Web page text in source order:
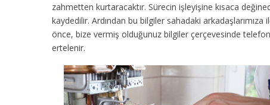
zahmetten kurtaracaktır. Sürecin işleyişine kısaca
kaydedilir. Ardından bu bilgiler sahadaki
önce, bize vermiş olduğunuz bilgiler çerçevesinde
ertelenir.